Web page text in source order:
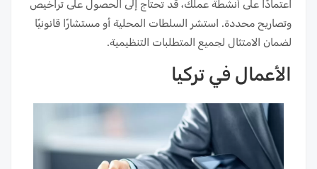
اعتمادًا على أنشطة عملك، قد تحتاج إلى الحصول على تراخيص
وتصاريح محددة. استشر السلطات المحلية أو مستشارًا قانونيًا
لضمان الامتثال لجميع المتطلبات التنظيمية.
الأعمال في تركيا